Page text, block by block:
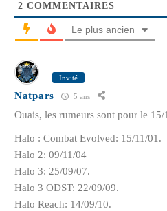
2 COMMENTAIRES
Le plus ancien
Invité
Natpars 5 ans
Ouais, les rumeurs sont pour le 15/
Halo : Combat Evolved: 15/11/01.
Halo 2: 09/11/04
Halo 3: 25/09/07.
Halo 3 ODST: 22/09/09.
Halo Reach: 14/09/10.